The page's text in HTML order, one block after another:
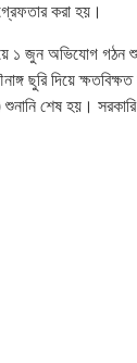
করা হয়।
১ জুন অভিযোগ গঠন
ছুরি দিয়ে
শুনানি শেষ হয়।